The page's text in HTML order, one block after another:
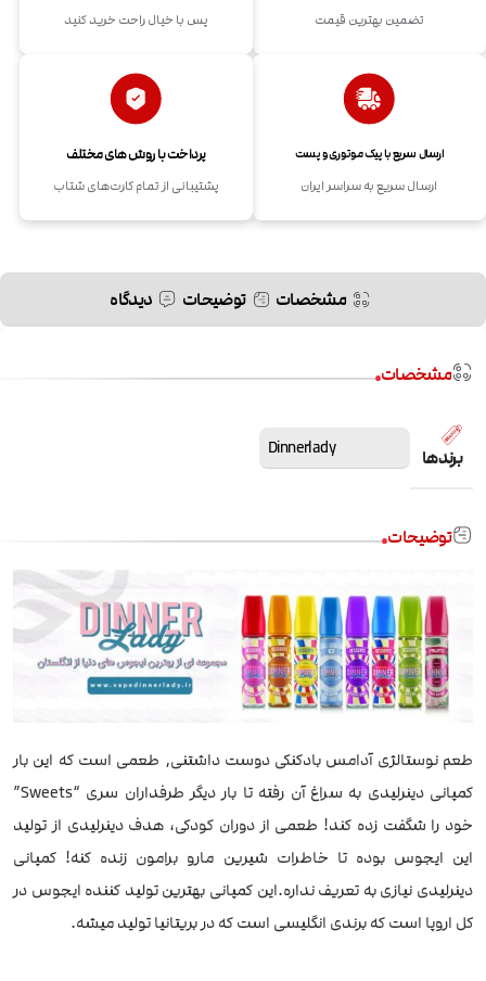
تضمین بهترین قیمت پس با خیال راحت خرید کنید
ارسال سریع با پیک موتوری و پست
ارسال سریع به سراسر ایران
پرداخت با روش های مختلف
پشتیبانی از تمام کارت‌های شتاب
مشخصات توضیحات دیدگاه
مشخصات
برندها Dinnerlady
توضیحات
طعم نوستالژی آدامس بادکنکی دوست داشتنی, طعمی است که این بار
کمپانی دینرلیدی به سراغ آن رفته تا بار دیگر طرفداران سری “Sweets”
خود را شگفت زده کند! طعمی از دوران کودکی، هدف دینرلیدی از تولید
این ایجوس بوده تا خاطرات شیرین مارو برامون زنده کنه! کمپانی
دینرلیدی نیازی به تعریف نداره.این کمپانی بهترین تولید کننده ایجوس در
کل اروپا است که برندی انگلیسی است که در بریتانیا تولید میشه.